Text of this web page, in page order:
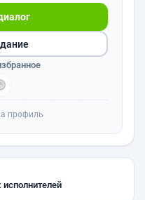
профиль